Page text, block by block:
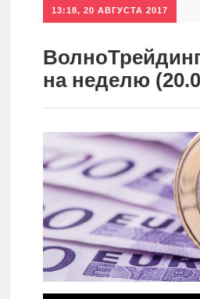
Инвестиции
Дивиденды
Видео
Сделано
в России
13:18, 20 АВГУСТА 2017
на неделю